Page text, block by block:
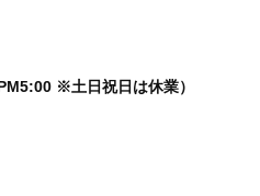
※土日祝日は休業）